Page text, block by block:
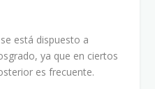
está dispuesto a
ya que en ciertos
es frecuente.